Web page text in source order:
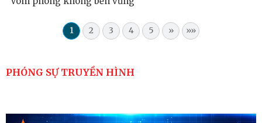
1 2 3 4 5 » »»
PHÓNG SỰ TRUYỀN HÌNH